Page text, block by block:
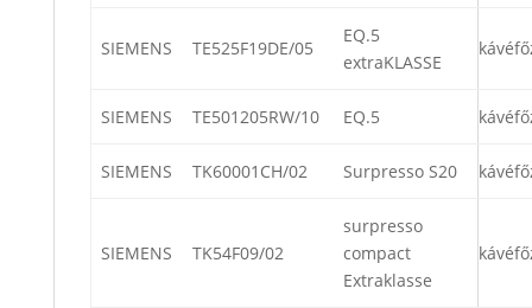
SIEMENS TE525F19DE/05
EQ.5
extraKLASSE
SIEMENS TE501205RW/10 EQ.5
SIEMENS TK60001CH/02 Surpresso S20
SIEMENS TK54F09/02
surpresso
compact
Extraklasse